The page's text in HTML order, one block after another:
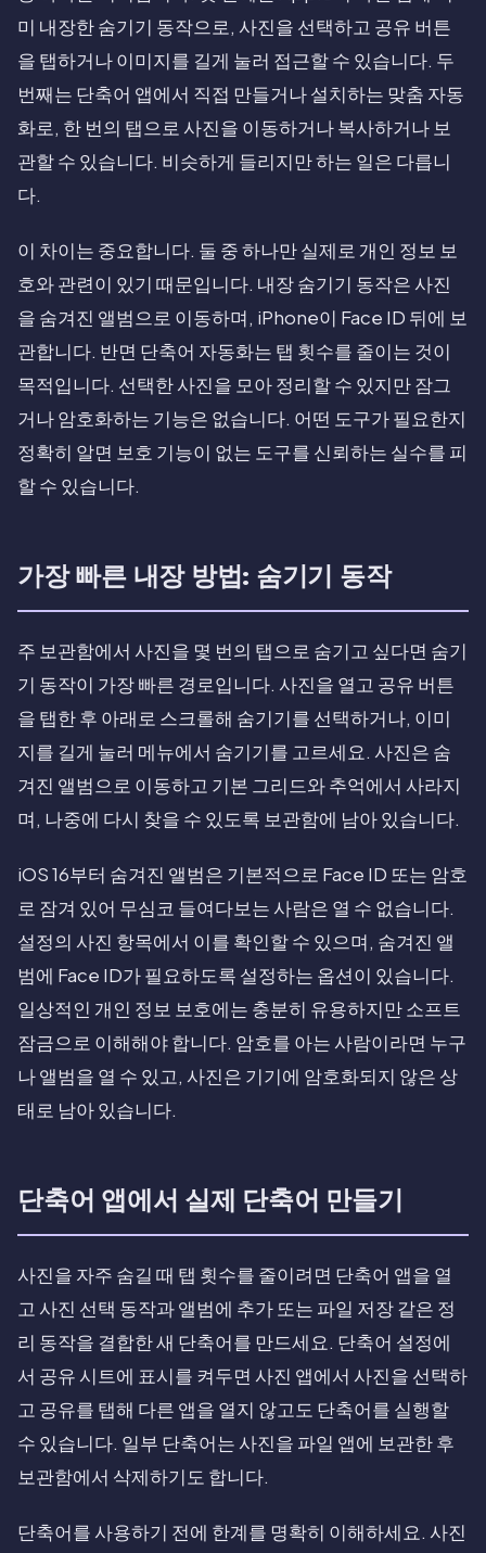
미 내장한 숨기기 동작으로, 사진을 선택하고 공유 버튼
을 탭하거나 이미지를 길게 눌러 접근할 수 있습니다. 두
번째는 단축어 앱에서 직접 만들거나 설치하는 맞춤 자동
화로, 한 번의 탭으로 사진을 이동하거나 복사하거나 보
관할 수 있습니다. 비슷하게 들리지만 하는 일은 다릅니
다.
이 차이는 중요합니다. 둘 중 하나만 실제로 개인 정보 보
호와 관련이 있기 때문입니다. 내장 숨기기 동작은 사진
을 숨겨진 앨범으로 이동하며, iPhone이 Face ID 뒤에 보
관합니다. 반면 단축어 자동화는 탭 횟수를 줄이는 것이
목적입니다. 선택한 사진을 모아 정리할 수 있지만 잠그
거나 암호화하는 기능은 없습니다. 어떤 도구가 필요한지
정확히 알면 보호 기능이 없는 도구를 신뢰하는 실수를 피
할 수 있습니다.
가장 빠른 내장 방법: 숨기기 동작
주 보관함에서 사진을 몇 번의 탭으로 숨기고 싶다면 숨기
기 동작이 가장 빠른 경로입니다. 사진을 열고 공유 버튼
을 탭한 후 아래로 스크롤해 숨기기를 선택하거나, 이미
지를 길게 눌러 메뉴에서 숨기기를 고르세요. 사진은 숨
겨진 앨범으로 이동하고 기본 그리드와 추억에서 사라지
며, 나중에 다시 찾을 수 있도록 보관함에 남아 있습니다.
iOS 16부터 숨겨진 앨범은 기본적으로 Face ID 또는 암호
로 잠겨 있어 무심코 들여다보는 사람은 열 수 없습니다.
설정의 사진 항목에서 이를 확인할 수 있으며, 숨겨진 앨
범에 Face ID가 필요하도록 설정하는 옵션이 있습니다.
일상적인 개인 정보 보호에는 충분히 유용하지만 소프트
잠금으로 이해해야 합니다. 암호를 아는 사람이라면 누구
나 앨범을 열 수 있고, 사진은 기기에 암호화되지 않은 상
태로 남아 있습니다.
단축어 앱에서 실제 단축어 만들기
사진을 자주 숨길 때 탭 횟수를 줄이려면 단축어 앱을 열
고 사진 선택 동작과 앨범에 추가 또는 파일 저장 같은 정
리 동작을 결합한 새 단축어를 만드세요. 단축어 설정에
서 공유 시트에 표시를 켜두면 사진 앱에서 사진을 선택하
고 공유를 탭해 다른 앱을 열지 않고도 단축어를 실행할
수 있습니다. 일부 단축어는 사진을 파일 앱에 보관한 후
보관함에서 삭제하기도 합니다.
단축어를 사용하기 전에 한계를 명확히 이해하세요. 사진